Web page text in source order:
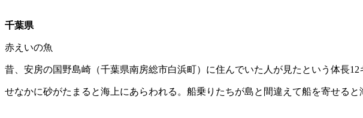
千葉県
赤えいの魚
昔、安房の国野島崎（千葉県南房総市白浜町）に住んでいた人が見たという体長12
せなかに砂がたまると海上にあらわれる。船乗りたちが島と間違えて船を寄せると